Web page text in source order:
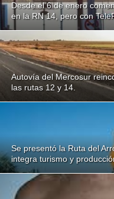
Desde el 6 de enero
en la RN 14, pero con
Autovía del Mercosur
las rutas 12 y 14.
Se presentó la Ruta del
integra turismo y